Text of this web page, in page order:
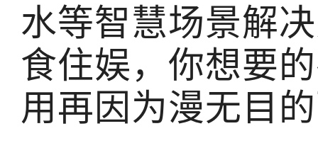
水等智慧场景解
食住娱，你想要
用再因为漫无目